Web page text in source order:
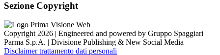
Sezione Copyright
Copyright 2026 | Engineered and powered by Gruppo Spaggiari
Parma S.p.A. | Divisione Publishing & New Social Media
Disclaimer trattamento dati personali